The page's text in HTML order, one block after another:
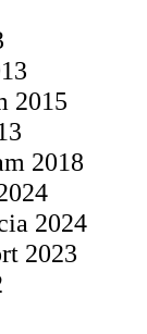
2015
2018
2024
2023